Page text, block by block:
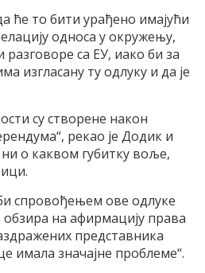
ће то бити урађено имајући
односа у окружењу,
са ЕУ, иако би за
изгласану ту одлуку и да је
су створене након
рекао је Додик и
ни о каквом губитку воље,
спровођењем ове одлуке
обзира на афирмацију права
представника
имала значајне проблеме“.